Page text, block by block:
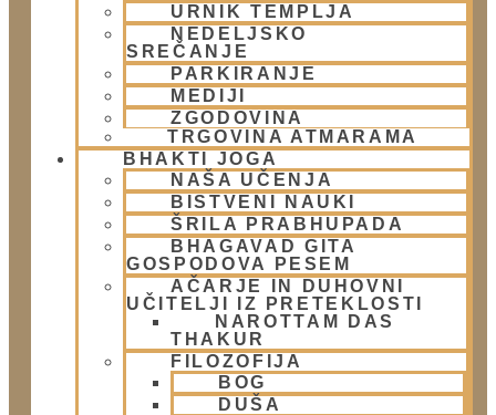
URNIK TEMPLJA
NEDELJSKO
SREČANJE
PARKIRANJE
MEDIJI
ZGODOVINA
TRGOVINA ATMARAMA
BHAKTI JOGA
NAŠA UČENJA
BISTVENI NAUKI
ŠRILA PRABHUPADA
BHAGAVAD GITA
GOSPODOVA PESEM
AČARJE IN DUHOVNI
UČITELJI IZ PRETEKLOSTI
NAROTTAM DAS
THAKUR
FILOZOFIJA
BOG
DUŠA
Politika zasebnosti
Prispevki
Aktualni dogodki
Trgovina
Trgovina Atmarama
Žibertova 27, Ljubljana